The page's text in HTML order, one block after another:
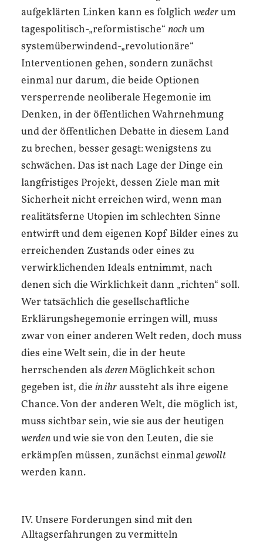
aufgeklärten Linken kann es folglich wederum
tagespolitisch-„reformistische“ nochum
systemüberwindend-„revolutionäre“
Interventionen gehen, sondern zunächst
einmal nur darum, die beide Optionen
versperrende neoliberale Hegemonie im
Denken, in der öffentlichen Wahrnehmung
und der öffentlichen Debatte in diesem Land
zu brechen, besser gesagt: wenigstens zu
schwächen. Das ist nach Lage der Dinge ein
langfristiges Projekt, dessen Ziele man mit
Sicherheit nicht erreichen wird, wenn man
realitätsferne Utopien im schlechten Sinne
entwirft und dem eigenen Kopf Bilder eines zu
erreichenden Zustands oder eines zu
verwirklichenden Ideals entnimmt, nach
denen sich die Wirklichkeit dann „richten“ soll.
Wer tatsächlich die gesellschaftliche
Erklärungshegemonie erringen will, muss
zwar von einer anderen Welt reden, doch muss
dies eine Welt sein, die in der heute
herrschenden als derenMöglichkeit schon
gegeben ist, die in ihr aussteht als ihre eigene
Chance. Von der anderen Welt, die möglich ist,
muss sichtbar sein, wie sie aus der heutigen
werdenund wie sie von den Leuten, die sie
erkämpfen müssen, zunächst einmalgewollt
werden kann.
IV. Unsere Forderungen sind mit den
Alltagserfahrungen zu vermitteln